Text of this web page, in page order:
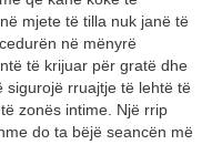
mjete të tilla nuk janë të
në mënyrë
të krijuar për gratë dhe
sigurojë rruajtje të lehtë të
zonës intime. Një rrip
do ta bëjë seancën më